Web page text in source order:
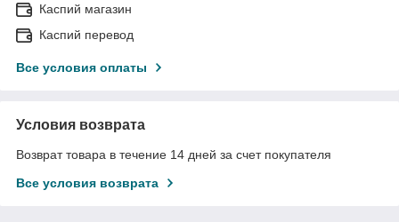
Каспий магазин
Каспий перевод
Все условия оплаты
Условия возврата
Возврат товара в течение 14 дней за счет покупателя
Все условия возврата